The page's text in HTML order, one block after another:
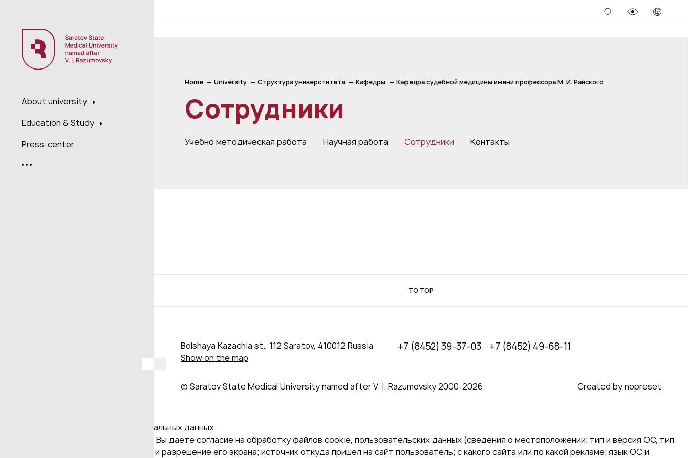
About university
Education & Study
Press-center
Home University Структура универститета Кафедры Кафедра судебной медицины имени профессора М. И. Райского
Сотрудники
Учебно методическая работа Научная работа Сотрудники Контакты
TO TOP
Bolshaya Kazachia st., 112 Saratov, 410012 Russia
Show on the map
+7 (8452) 39-37-03 +7 (8452) 49-68-11
© Saratov State Medical University named after V. I. Razumovsky 2000‑2026 Created by nopreset
Даю согласие на обработку персональных данных
Продолжая использовать наш сайт, Вы даете согласие на обработку файлов cookie, пользовательских данных (сведения о местоположении; тип и версия ОС, тип
и версия Браузера; тип устройства и разрешение его экрана; источник откуда пришел на сайт пользователь; с какого сайта или по какой рекламе; язык ОС и